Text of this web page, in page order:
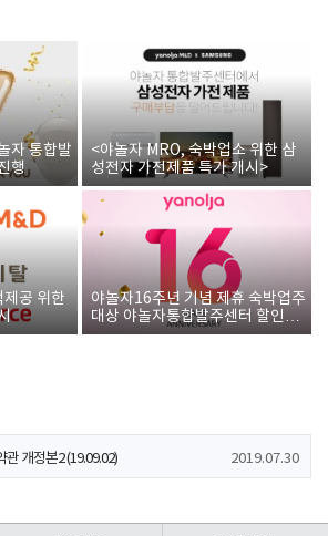
자 통합발
행
<야놀자 MRO, 숙박업소 위한 삼
성전자 가전제품 특가 개시>
공 위한
야놀자16주년 기념 제휴 숙박업주
대상 야놀자통합발주센터 할인쿠
폰 증정
정본1 (19.09.02)
개정본2 (19.09.02) 2019.07.30